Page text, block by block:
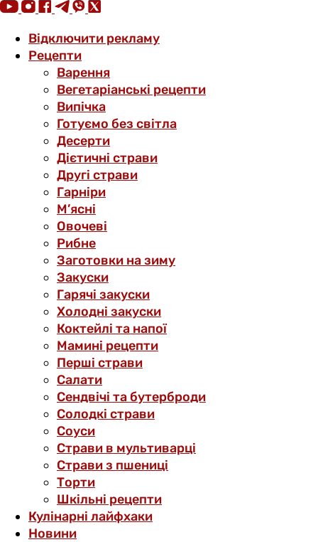
Відключити рекламу
Рецепти
Варення
Вегетаріанські рецепти
Випічка
Готуємо без світла
Десерти
Дієтичні страви
Другі страви
Гарніри
М’ясні
Овочеві
Рибне
Заготовки на зиму
Закуски
Гарячі закуски
Холодні закуски
Коктейлі та напої
Мамині рецепти
Перші страви
Салати
Сендвічі та бутерброди
Солодкі страви
Соуси
Страви в мультиварці
Страви з пшениці
Торти
Шкільні рецепти
Кулінарні лайфхаки
Новини